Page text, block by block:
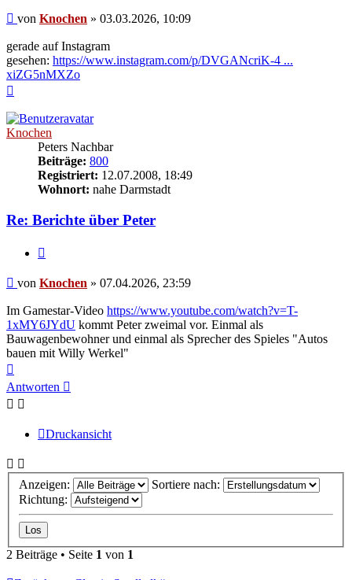
Beitrag
von Knochen » 03.03.2026, 10:09
gerade auf Instagram
gesehen: https://www.instagram.com/p/DVGANcriK-4 ...
xiZG5nMXZo
Knochen
Peters Nachbar
Beiträge: 800
Registriert: 12.07.2008, 18:49
Wohnort: nahe Darmstadt
Re: Berichte über Peter
Beitrag
von Knochen » 07.04.2026, 23:59
Im Gamestar-Video https://www.youtube.com/watch?v=T-
1xMY6JYdU kommt Peter zweimal vor. Einmal als
Bauwagenbewohner und einmal als Sprecher des Spieles "Autos
bauen mit Willy Werkel"
oben
Antworten
Druckansicht
Anzeigen:
Sortiere nach:
Richtung:
2 Beiträge • Seite 1 von 1